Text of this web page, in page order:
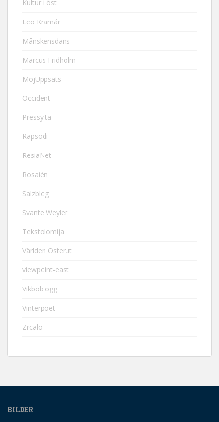
Kultur i öst
Leo Kramár
Månskensdans
Marcus Fridholm
MojUppsats
Occident
Pressylta
Rapsodi
ResiaNet
Rosaièn
Salzblog
Svante Weyler
Tekstolomija
Världen Österut
viewpoint-east
Vikboblogg
Vinterpoet
Zrcalo
BILDER